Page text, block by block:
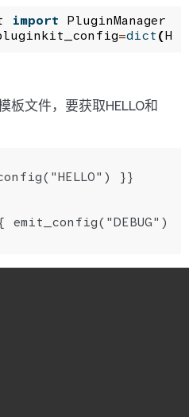
import
PluginManager
=dict (
板文件，要获取HELLO和